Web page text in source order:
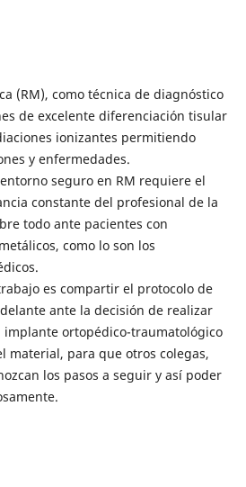
(RM), como técnica de diagnóstico
de excelente diferenciación tisular
ionizantes permitiendo
y enfermedades.
seguro en RM requiere el
constante del profesional de la
todo ante pacientes con
como lo son los
es compartir el protocolo de
ante la decisión de realizar
implante ortopédico-traumatológico
material, para que otros colegas,
los pasos a seguir y así poder